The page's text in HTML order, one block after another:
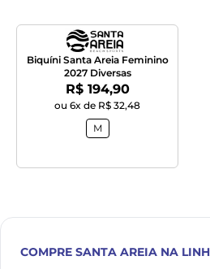
Biquíni Santa Areia Feminino
2027 Diversas
Por:
R$ 194,90
ou 6x de R$ 32,48
M
COMPRE SANTA AREIA NA